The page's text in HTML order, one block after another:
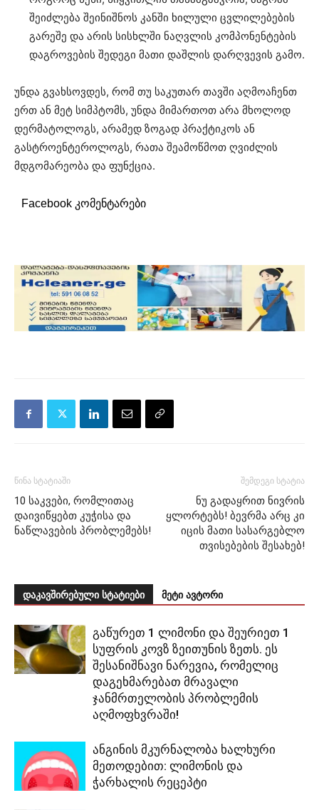
შეიძლება შეინიშნოს კანში ხილული ცვლილებების
გარეშე და არის სისხლში ნაღვლის კომპონენტების
დაგროვების შედეგი მათი დაშლის დარღვევის გამო.
უნდა გვახსოვდეს, რომ თუ საკუთარ თავში აღმოაჩენთ
ერთ ან მეტ სიმპტომს, უნდა მიმართოთ არა მხოლოდ
დერმატოლოგს, არამედ ზოგად პრაქტიკოს ან
გასტროენტეროლოგს, რათა შეამოწმოთ ღვიძლის
მდგომარეობა და ფუნქცია.
Facebook კომენტარები
წინა სტატიაში
10 საკვები, რომლითაც
დაივიწყებთ კუჭისა და
ნაწლავების პრობლემებს!
შემდეგი სტატია
ნუ გადაყრით ნივრის
ყლორტებს! ბევრმა არც კი
იცის მათი სასარგებლო
თვისებების შესახებ!
დაკავშირებული სტატიები მეტი ავტორი
გაწურეთ 1 ლიმონი და შეურიეთ 1
სუფრის კოვზ ზეითუნის ზეთს. ეს
შესანიშნავი ნარევია, რომელიც
დაგეხმარებათ მრავალი
ჯანმრთელობის პრობლემის
აღმოფხვრაში!
ანგინის მკურნალობა ხალხური
მეთოდებით: ლიმონის და
ჭარხალის რეცეპტი